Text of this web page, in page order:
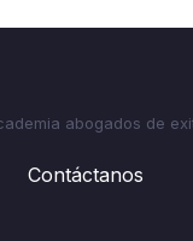
Contáctanos